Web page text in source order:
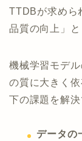
TTDBが求めら
品質の向上」
機械学習モデ
の質に大きく
下の課題を解決
データの